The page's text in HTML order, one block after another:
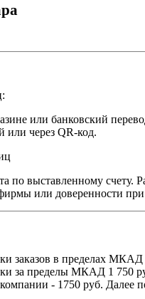
или банковский
или через QR-код.
по выставленному
или доверенности при
заказов в пределах МКАД
за пределы МКАД 1 750
- 1750 руб. Далее